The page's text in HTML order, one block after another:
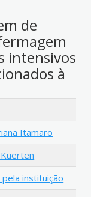
de
intensivos
à
Itamaro
instituição